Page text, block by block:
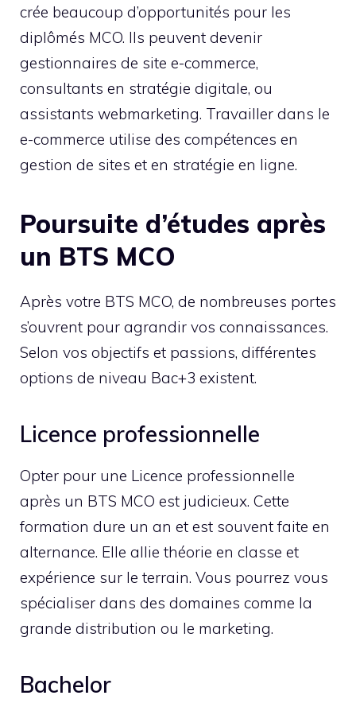
crée beaucoup d’opportunités pour les
diplômés MCO. Ils peuvent devenir
gestionnaires de site e-commerce,
consultants en stratégie digitale, ou
assistants webmarketing. Travailler dans le
e-commerce utilise des compétences en
gestion de sites et en stratégie en ligne.
Poursuite d’études après
un BTS MCO
Après votre BTS MCO, de nombreuses portes
s’ouvrent pour agrandir vos connaissances.
Selon vos objectifs et passions, différentes
options de niveau Bac+3 existent.
Licence professionnelle
Opter pour une Licence professionnelle
après un BTS MCO est judicieux. Cette
formation dure un an et est souvent faite en
alternance. Elle allie théorie en classe et
expérience sur le terrain. Vous pourrez vous
spécialiser dans des domaines comme la
grande distribution ou le marketing.
Bachelor